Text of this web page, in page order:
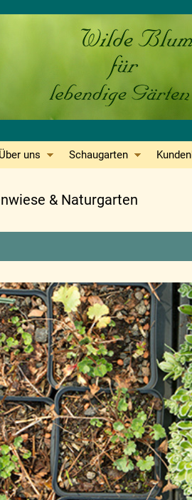
Über uns Schaugarten
& Naturgarten